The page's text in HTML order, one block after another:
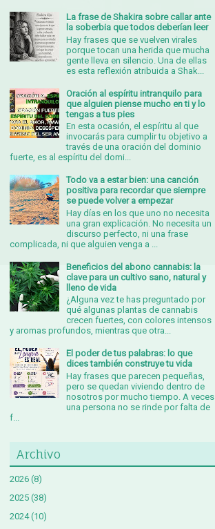
La frase de Shakira sobre callar ante
la soberbia que todos deberían leer
Hay frases que se vuelven virales
porque tocan una herida que mucha
gente lleva en silencio. Una de ellas
es esta reflexión atribuida a Shak...
Oración al espíritu intranquilo para
que alguien piense mucho en ti y lo
tengas a tus pies
En esta ocasión, el espíritu al que
invocarás para cumplir tu objetivo a
través de una oración del dominio
fuerte, es al espíritu del domi...
Todo va a estar bien: una canción
positiva para recordar que siempre
se puede volver a empezar
Hay días en los que uno no necesita
una gran explicación. No necesita un
discurso perfecto, ni una frase
complicada, ni que alguien venga a ...
Beneficios del abono cannabis: la
clave para un cultivo sano, natural y
lleno de vida
¿Alguna vez te has preguntado por
qué algunas plantas de cannabis
crecen fuertes, con colores intensos
y aromas profundos, mientras que otra...
El poder de tus palabras: lo que
dices también construye tu vida
Hay frases que parecen pequeñas,
pero se quedan viviendo dentro de
nosotros por mucho tiempo. A veces
una persona no se rinde por falta de
f...
Archivo
2026 (8)
2025 (38)
2024 (10)